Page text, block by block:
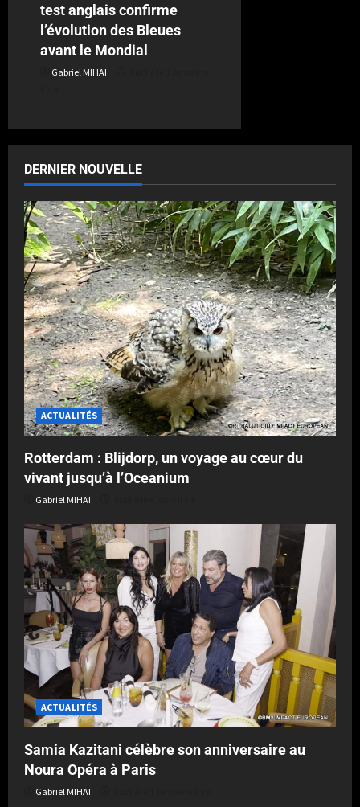
test anglais confirme
l’évolution des Bleues
avant le Mondial
Gabriel MIHAI
DERNIER NOUVELLE
ACTUALITÉS
Rotterdam : Blijdorp, un voyage au cœur du
vivant jusqu’à l’Oceanium
Gabriel MIHAI
ACTUALITÉS
Samia Kazitani célèbre son anniversaire au
Noura Opéra à Paris
Gabriel MIHAI